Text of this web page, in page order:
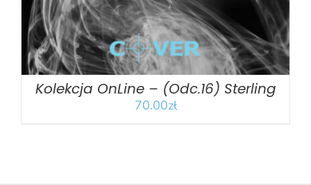
Kolekcja OnLine – (Odc.16) Sterling
70.00zł